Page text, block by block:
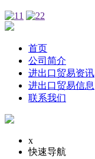
首页
公司简介
进出口贸易资讯
进出口贸易信息
联系我们
x
快速导航